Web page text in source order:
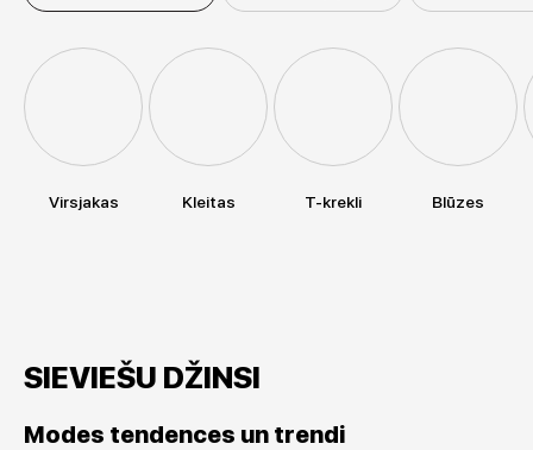
Virsjakas Kleitas T-krekli Blūzes
SIEVIEŠU DŽINSI
Modes tendences un trendi